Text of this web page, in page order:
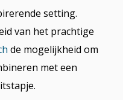
setting.
van het prachtige
de mogelijkheid om
met een